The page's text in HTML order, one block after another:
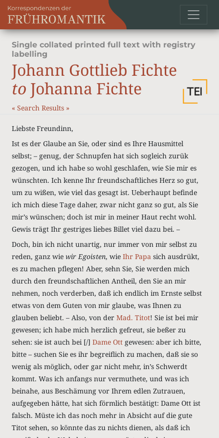
Single collated printed full text with registry
labelling
Johann Gottlieb Fichte
to Johanna Fichte
« Search Results »
Liebste Freundinn,
Ist es der Glaube an Sie, oder sind es Ihre Hausmittel
selbst; – genug, der Schnupfen hat sich sogleich zurük
gezogen, und ich habe so wohl geschlafen, wie Sie mir es
wünschten. Ich kenne Ihr freundschaftliches Herz so gut,
um zu wißen, wie viel das gesagt ist. Ueberhaupt befinde
ich mich diese Tage daher, zwar nicht ganz so gut, als Sie
mir’s wünschen; doch ist mir in meiner Haut recht wohl.
Gewis trägt Ihr gestriges liebes Billet viel dazu bei. –
Doch, bin ich nicht unartig, nur immer von mir selbst zu
reden, ganz wie wir Egoisten, wie Ihr Papa sich ausdrükt,
es zu machen pflegen! Aber, sehn Sie, Sie werden mich
durch den freundschaftlichen Antheil, den Sie an mir
nehmen, noch verderben, daß ich endlich im Ernste selbst
etwas von dem Guten von mir glaube, was Ihnen zu
glauben beliebt. – Also, von der Mad. Titot! Sie ist bei mir
gewesen; ich habe mich herzlich gefreut, sie beßer zu
sehen: sie ist auch bei [/] Dame Ott gewesen: aber ich bitte,
bitte – suchen Sie es ihr begreiflich zu machen, daß sie so
wenig als möglich, oder gar nicht mehr, in’s Schwerdt
kommt. Was ich anfangs nur vermuthete, und was ich
beinahe, aus Beschämung vor Ihrem edlen Zutrauen,
aufgegeben hätte, hat sich förmlich bestätigt: Dame Ott ist
falsch. Müste ich das noch mehr in Absicht auf die gute
Titot sehen, so könnte das zu nichts dienen, als daß ich